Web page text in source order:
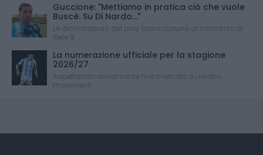
Guccione: "Mettiamo in pratica ciò che vuole
Buscè. Su Di Nardo..."
Le dichiarazioni del play biancazzurro ai microfoni di
Rete 8
La numerazione ufficiale per la stagione
2026/27
Aspettando ovviamente fine mercato e i relativi
movimenti